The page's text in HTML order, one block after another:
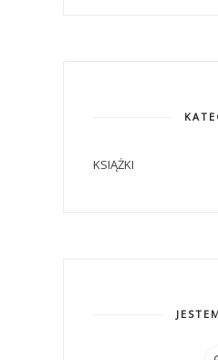
KSIĄŻKI